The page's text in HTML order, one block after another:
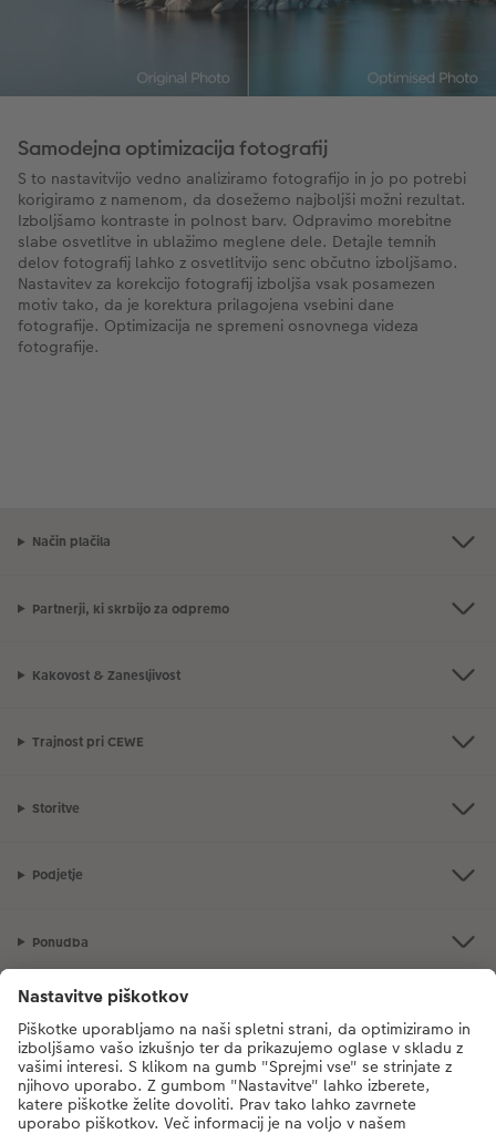
Samodejna optimizacija fotografij
S to nastavitvijo vedno analiziramo fotografijo in jo po potrebi
korigiramo z namenom, da dosežemo najboljši možni rezultat.
Izboljšamo kontraste in polnost barv. Odpravimo morebitne
slabe osvetlitve in ublažimo meglene dele. Detajle temnih
delov fotografij lahko z osvetlitvijo senc občutno izboljšamo.
Nastavitev za korekcijo fotografij izboljša vsak posamezen
motiv tako, da je korektura prilagojena vsebini dane
fotografije. Optimizacija ne spremeni osnovnega videza
fotografije.
Način plačila
Partnerji, ki skrbijo za odpremo
Kakovost & Zanesljivost
Trajnost pri CEWE
Storitve
Podjetje
Ponudba
CEWE Fotosvet